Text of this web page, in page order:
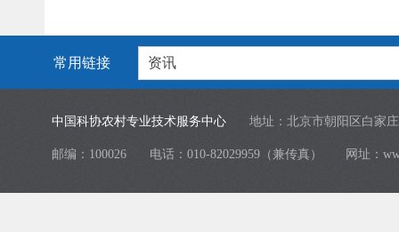
常用链接 资讯
中国科协农村专业技术服务中心 地址：北京市朝阳区白家
邮编：100026 电话：010-82029959（兼传真） 网址：